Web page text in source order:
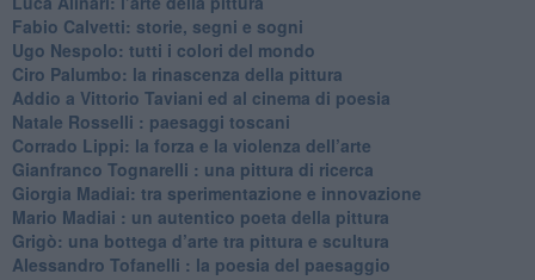
​Fabio Calvetti: storie, segni e sogni
Ugo Nespolo: tutti i colori del mondo
​Ciro Palumbo: la rinascenza della pittura
​Addio a Vittorio Taviani ed al cinema di poesia
​Natale Rosselli : paesaggi toscani
​Corrado Lippi: la forza e la violenza dell’arte
Gianfranco Tognarelli : una pittura di ricerca
Giorgia Madiai: tra sperimentazione e innovazione
Mario Madiai : un autentico poeta della pittura
Grigò: una bottega d’arte tra pittura e scultura
Alessandro Tofanelli : la poesia del paesaggio